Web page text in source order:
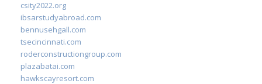
csity2022.org
ibsarstudyabroad.com
bennusehgall.com
tsecincinnati.com
roderconstructiongroup.com
plazabatai.com
hawkscayresort.com